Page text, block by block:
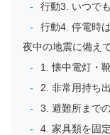
行動3. いつで
行動4. 停電時
夜中の地震に備え
1. 懐中電灯・
2. 非常用持ち
3. 避難所まで
4. 家具類を固